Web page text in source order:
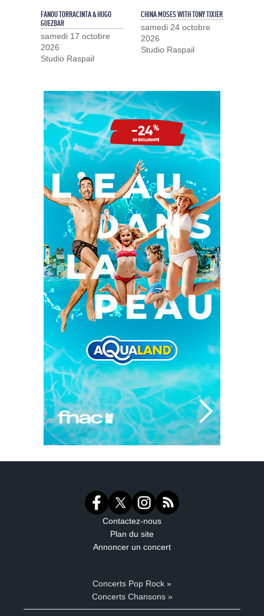
FANOU TORRACINTA & HUGO
GUEZBAR
samedi 17 octobre
2026
Studio Raspail
CHINA MOSES WITH TONY TIXIER
samedi 24 octobre
2026
Studio Raspail
Contactez-nous
Plan du site
Annoncer un concert
Concerts Pop Rock »
Concerts Chansons »